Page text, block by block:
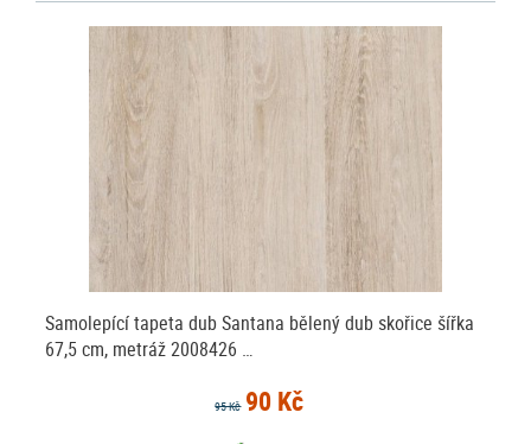
Samolepící tapeta dub Santana bělený dub skořice šířka
67,5 cm, metráž 2008426 …
95 Kč 90 Kč